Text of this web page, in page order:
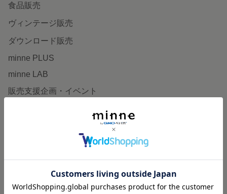
食品販売
ヴィンテージ販売
ダウンロード販売
minne PLUS
minne LAB
販売支援企画・イベント
minneとものづくりと
minneの本